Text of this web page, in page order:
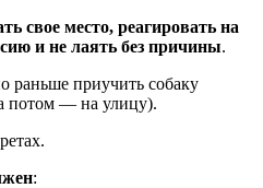
свое место, реагировать на
и не лаять без причины.
раньше приучить собаку
потом — на улицу).
: